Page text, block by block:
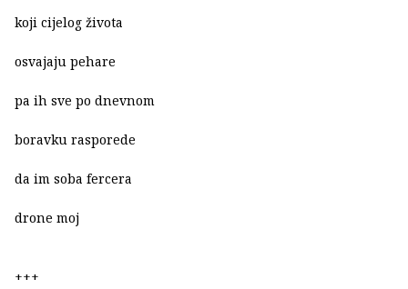
koji cijelog života
osvajaju pehare
pa ih sve po dnevnom
boravku rasporede
da im soba fercera
drone moj
+++